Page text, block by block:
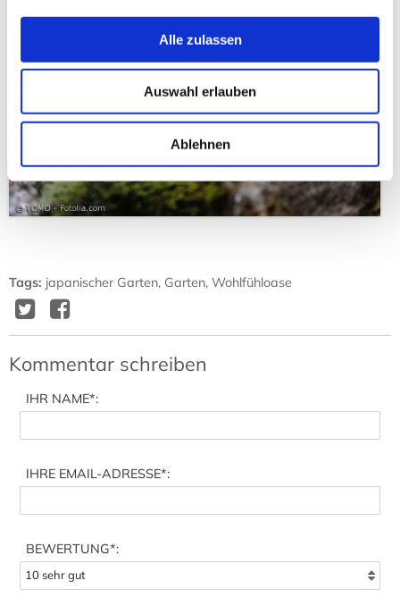
Alle zulassen
Auswahl erlauben
Ablehnen
Tags: japanischer Garten, Garten, Wohlfühloase
TwitterFacebook
Kommentar schreiben
IHR NAME*:
IHRE EMAIL-ADRESSE*:
BEWERTUNG*: